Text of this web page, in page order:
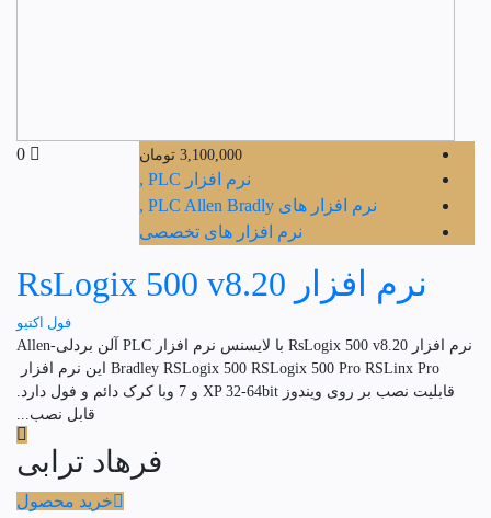
3,100,000 تومان
نرم افزار PLC ,
نرم افزار های PLC Allen Bradly ,
نرم افزار های تخصصی
نرم افزار RsLogix 500 v8.20
فول اکتیو
نرم افزار RsLogix 500 v8.20 با لایسنس نرم افزار PLC آلن بردلی-Allen
Bradley RSLogix 500 RSLogix 500 Pro RSLinx Pro این نرم افزار
قابلیت نصب بر روی ویندوز XP 32-64bit و 7 وبا کرک دائم و فول دارد.
قابل نصب...
فرهاد ترابی
خرید محصول